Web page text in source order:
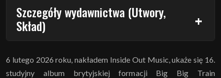
Szczegóły wydawnictwa (Utwory,
Skład)
6 lutego 2026 roku, nakładem Inside Out Music, ukaże się 16.
studyjny album brytyjskiej formacji Big Big Train